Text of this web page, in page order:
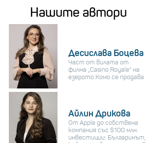
Нашите автори
Десислава Боцева
Част от вилата от
филма „Casino Royale“ на
езерото Комо се продава
Айлин Дрикова
От Apple до собствена
компания със $100 млн.
инвестиции: Българинът,